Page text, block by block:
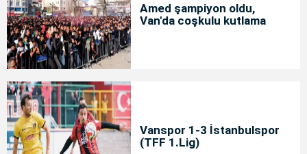
Amed şampiyon oldu,
Van'da coşkulu kutlama
Vanspor 1-3 İstanbulspor
(TFF 1.Lig)